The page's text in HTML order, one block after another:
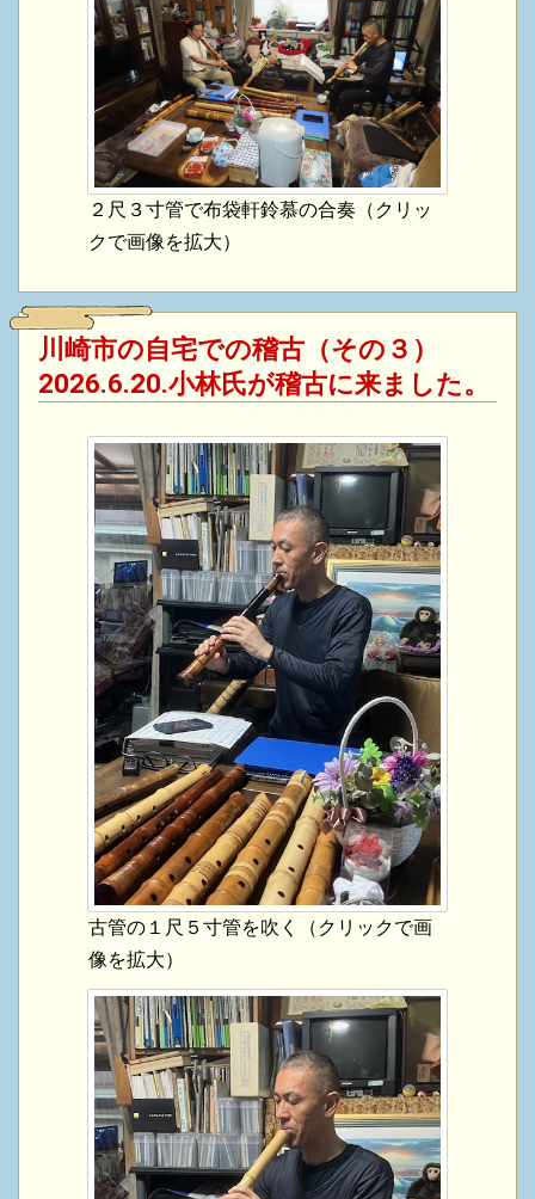
２尺３寸管で布袋軒鈴慕の合奏（クリッ
クで画像を拡大）
川崎市の自宅での稽古（その３）
2026.6.20.小林氏が稽古に来ました。
古管の１尺５寸管を吹く（クリックで画
像を拡大）